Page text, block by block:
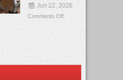
Jun 22, 2026
Comments Off